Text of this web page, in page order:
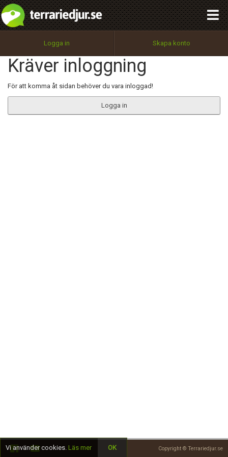
Logga in Skapa konto
Kräver inloggning
För att komma åt sidan behöver du vara inloggad!
Logga in
Copyright © Terrariedjur.se
Utför
100%
OK
integritetspolicy
Namn:
Epost:
Begär nytt lösenord
Tillbaka till förstasidan
Vi använder cookies. Läs mer OK